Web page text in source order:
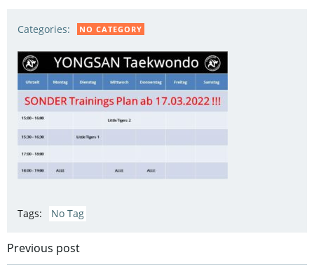
Categories: NO CATEGORY
Tags: No Tag
Post
Previous post